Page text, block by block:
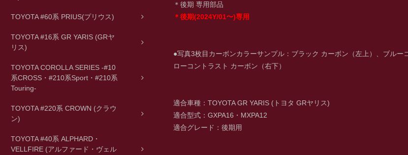
TOYOTA #60系 PRIUS(プリウス)
TOYOTA #16系 GR YARIS (GRヤ
リス)
TOYOTA COROLLA SERIES -#10
系CROSS・#210系Sport・#210系
Touring-
TOYOTA #220系 CROWN (クラウ
ン)
TOYOTA #40系 ALPHARD・
VELLFIRE (アルファード・ヴェル
＊後期 専用部品
＊後期(2024Y/01〜)専用
●写真3枚目カーボンカラーサンプル：ブラック カーボン（左上）、ブル
ローコントラスト カーボン（右下）
適合車種：TOYOTA GR YARIS (トヨタ GRヤリス)
適合型式：GXPA16・MXPA12
適合グレード：後期用